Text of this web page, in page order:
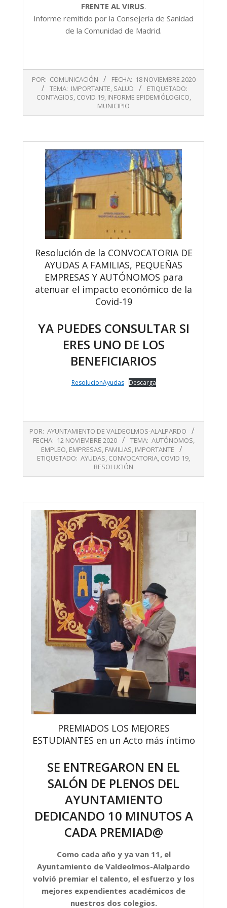
FRENTE AL VIRUS.
Informe remitido por la Consejería de Sanidad
de la Comunidad de Madrid.
11-
POR: COMUNICACIÓN FECHA: 18 NOVIEMBRE 2020
TEMA: IMPORTANTE, SALUD
ETIQUETADO:
CONTAGIOS, COVID 19, INFORME EPIDEMIÓLOGICO,
MUNICIPIO
Resolución de la CONVOCATORIA DE
AYUDAS A FAMILIAS, PEQUEÑAS
EMPRESAS Y AUTÓNOMOS para
atenuar el impacto económico de la
Covid-19
YA PUEDES CONSULTAR SI
ERES UNO DE LOS
BENEFICIARIOS
ResolucionAyudas Descarga
11-
POR: AYUNTAMIENTO DE VALDEOLMOS-ALALPARDO
FECHA: 12 NOVIEMBRE 2020 TEMA: AUTÓNOMOS
EMPLEO EMPRESAS FAMILIAS IMPORTANTE
ETIQUETADO: AYUDAS CONVOCATORIA COVID 19
RESOLUCIÓN
PREMIADOS LOS MEJORES
ESTUDIANTES en un Acto más íntimo
SE ENTREGARON EN EL
SALÓN DE PLENOS DEL
AYUNTAMIENTO
DEDICANDO 10 MINUTOS A
CADA PREMIAD@
Como cada año y ya van 11, el
Ayuntamiento de Valdeolmos-Alalpardo
volvió premiar el talento, el esfuerzo y los
mejores expendientes académicos de
nuestros dos colegios.